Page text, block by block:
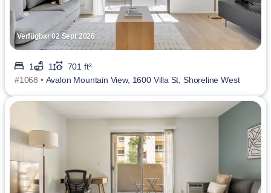
Verfügbar 02 Sept 2026
1 1
701 ft²
#1068 • Avalon Mountain View, 1600 Villa St, Shoreline West